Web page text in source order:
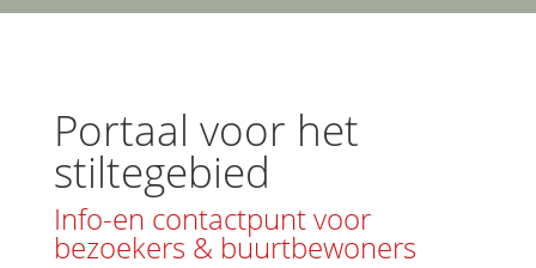
Portaal voor het
stiltegebied
Info-en contactpunt voor
bezoekers & buurtbewoners